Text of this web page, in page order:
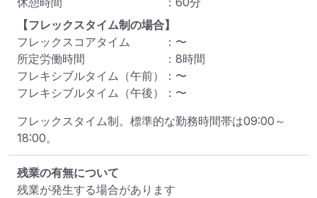
【フレックスタイム制の場合】
フレックスコアタイム
： 〜
所定労働時間
： 8時間
フレキシブルタイム（午前）
： 〜
フレキシブルタイム（午後）
： 〜
フレックスタイム制。標準的な勤務時間帯は09:00～
18:00。
残業の有無について
残業が発生する場合があります